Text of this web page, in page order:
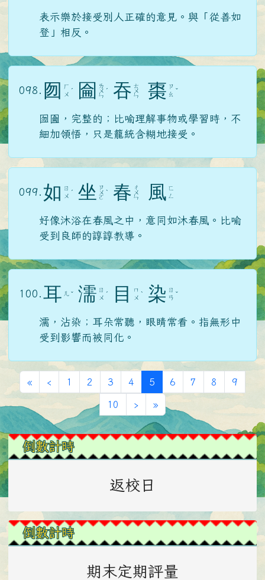
表示樂於接受別人正確的意見。與「從善如
登」相反。
098. 囫
ㄏ
ㄨ ˊ 圇 ㄌ
ㄨ
ㄣ
ˊ 吞 ㄊ
ㄨ
ㄣ 棗 ㄗ
ㄠ ˇ
囫圇，完整的；比喻理解事物或學習時，不
細加領悟，只是籠統含糊地接受。
099. 如 ㄖ
ㄨ ˊ 坐 ㄗ
ㄨ
ㄛ
ˋ 春 ㄔ
ㄨ
ㄣ 風 ㄈ
ㄥ
好像沐浴在春風之中，意同如沐春風。比喻
受到良師的諄諄教導。
100. 耳 ㄦ ˇ 濡 ㄖ
ㄨ ˊ 目
ㄇ
ㄨ ˋ 染 ㄖ
ㄢ ˇ
濡，沾染；耳朵常聽，眼睛常看。指無形中
受到影響而被同化。
«第一頁
‹ 上一頁
1 2 3 4 5 (目前頁次)
6 7 8 9
10 ›下一頁
»最後頁
左邊區域內容
倒數計時
返校日
倒數計時
期末定期評量